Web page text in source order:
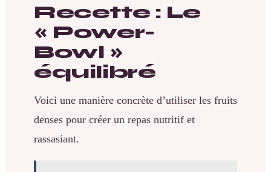
Recette : Le
« Power-
Bowl »
équilibré
Voici une manière concrète d’utiliser les fruits
denses pour créer un repas nutritif et
rassasiant.